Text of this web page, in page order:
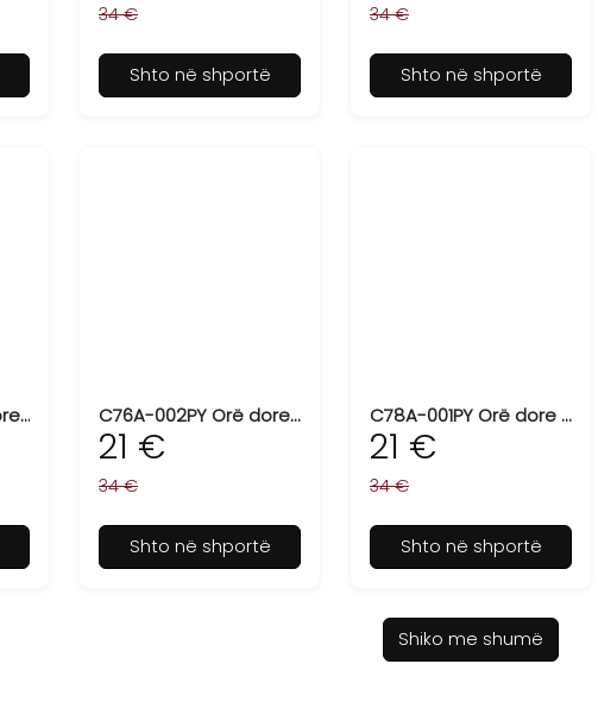
34 €
Shto në shportë
34 €
Shto në shportë
C69A-006PY Orë dore për femra Q&Q C76A-002PY Orë dore për femra Q&Q
21 €
34 €
Shto në shportë
C78A-001PY Orë dore për femra Q&Q
21 €
34 €
Shto në shportë
Shiko me shumë